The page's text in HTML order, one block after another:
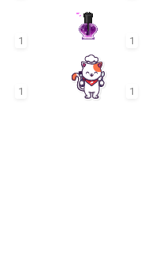
1 1
1
1